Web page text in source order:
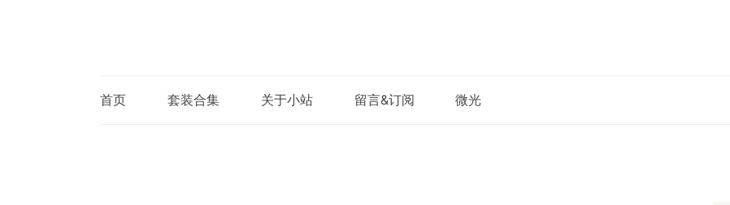
首页 套装合集 关于小站 留言&订阅 微光